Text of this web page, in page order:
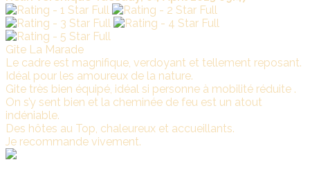
Gîte La Marade
Le cadre est magnifique, verdoyant et tellement reposant.
Idéal pour les amoureux de la nature.
Gite très bien équipé, idéal si personne à mobilité réduite .
On s’y sent bien et la cheminée de feu est un atout
indéniable.
Des hôtes au Top, chaleureux et accueillants.
Je recommande vivement.